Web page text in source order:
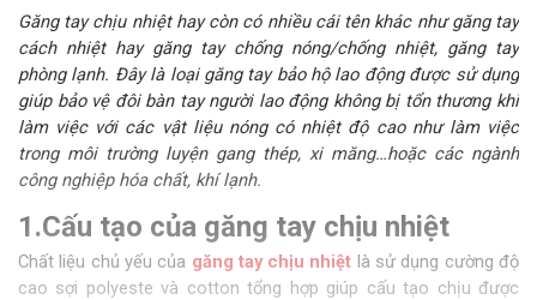
Găng tay chịu nhiệt hay còn có nhiều cái tên khác như găng tay
cách nhiệt hay găng tay chống nóng/chống nhiệt, găng tay
phòng lạnh. Đây là loại găng tay bảo hộ lao động được sử dụng
giúp bảo vệ đôi bàn tay người lao động không bị tổn thương khi
làm việc với các vật liệu nóng có nhiệt độ cao như làm việc
trong môi trường luyện gang thép, xi măng…hoặc các ngành
công nghiệp hóa chất, khí lạnh.
1.Cấu tạo của găng tay chịu nhiệt
Chất liệu chủ yếu của găng tay chịu nhiệt là sử dụng cường độ
cao sợi polyeste và cotton tổng hợp giúp cấu tạo chịu được